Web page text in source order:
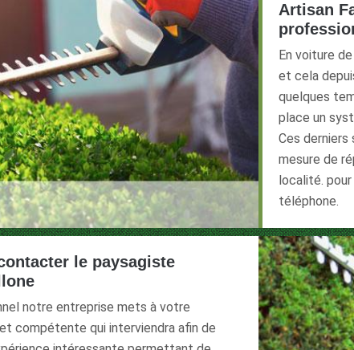
Artisan
En voiture
et cela
quelques
place un
Ces
mesure de
localité.
téléphone.
le paysagiste
notre entreprise mets à votre
compétente qui interviendra afin de